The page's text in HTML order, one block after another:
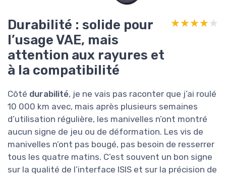
Durabilité : solide pour
l’usage VAE, mais
attention aux rayures et
à la compatibilité
★★★★★
★★★★★
Côté durabilité, je ne vais pas raconter que j’ai roulé
10 000 km avec, mais après plusieurs semaines
d’utilisation régulière, les manivelles n’ont montré
aucun signe de jeu ou de déformation. Les vis de
manivelles n’ont pas bougé, pas besoin de resserrer
tous les quatre matins. C’est souvent un bon signe
sur la qualité de l’interface ISIS et sur la précision de